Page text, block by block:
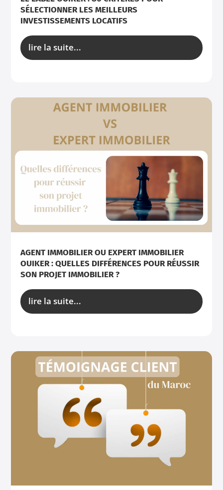
SÉLECTIONNER LES MEILLEURS
INVESTISSEMENTS LOCATIFS
lire la suite...
AGENT IMMOBILIER OU EXPERT IMMOBILIER
OUIKER : QUELLES DIFFÉRENCES POUR RÉUSSIR
SON PROJET IMMOBILIER ?
lire la suite...